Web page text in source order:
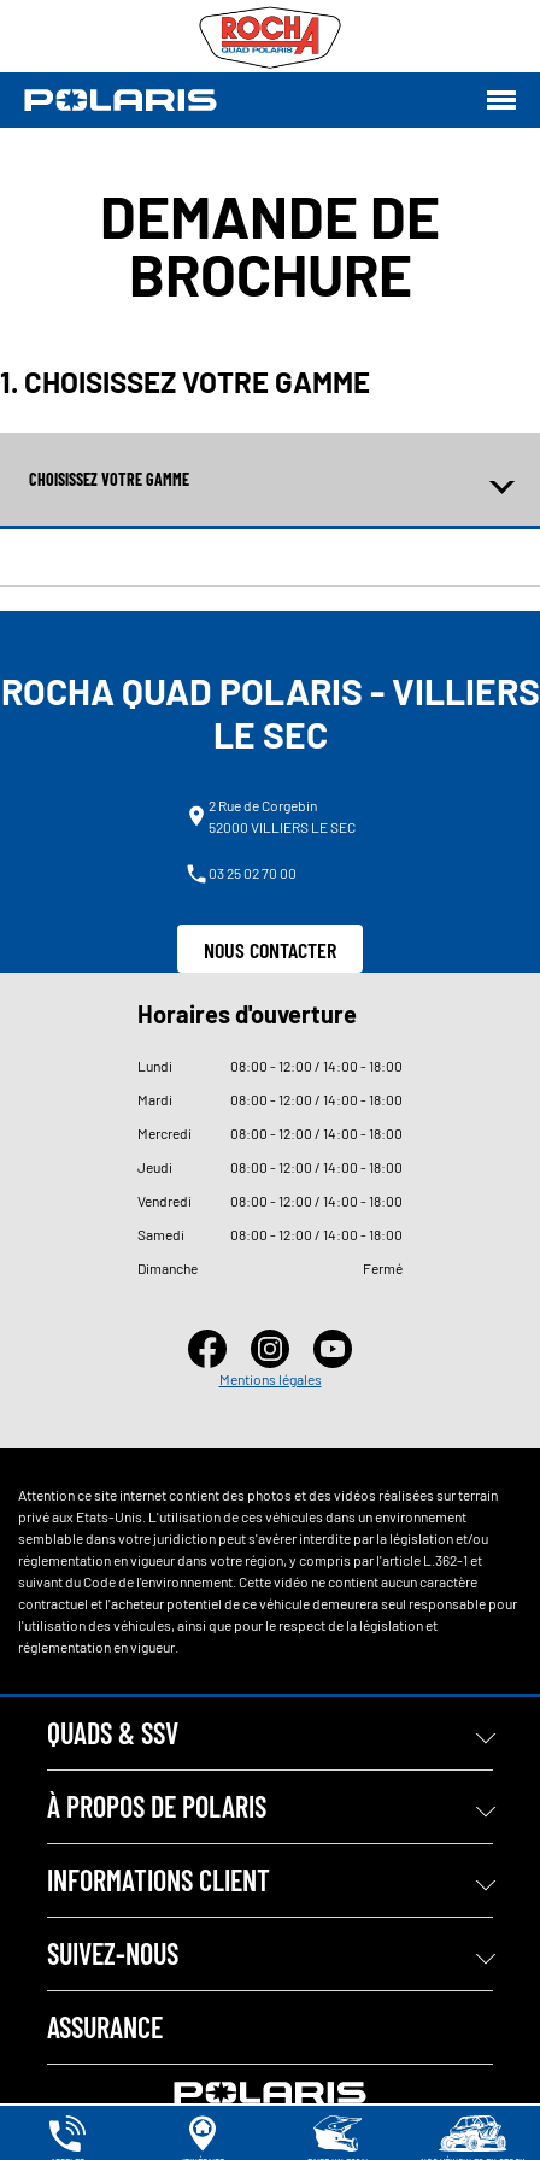
DEMANDE DE
BROCHURE
1. CHOISISSEZ VOTRE GAMME
CHOISISSEZ VOTRE GAMME
ROCHA QUAD POLARIS - VILLIERS
LE SEC
2 Rue de Corgebin
52000 VILLIERS LE SEC
03 25 02 70 00
NOUS CONTACTER
Horaires d'ouverture
Lundi 08:00 - 12:00 / 14:00 - 18:00
Mardi
08:00 - 12:00 / 14:00 - 18:00
Mercredi
08:00 - 12:00 / 14:00 - 18:00
Jeudi
08:00 - 12:00 / 14:00 - 18:00
Vendredi
08:00 - 12:00 / 14:00 - 18:00
Samedi
08:00 - 12:00 / 14:00 - 18:00
Dimanche
Fermé
Mentions légales
Attention ce site internet contient des photos et des vidéos réalisées sur terrain
privé aux Etats-Unis. L'utilisation de ces véhicules dans un environnement
semblable dans votre juridiction peut s'avérer interdite par la législation et/ou
réglementation en vigueur dans votre région, y compris par l'article L.362-1 et
suivant du Code de l'environnement. Cette vidéo ne contient aucun caractère
contractuel et l'acheteur potentiel de ce véhicule demeurera seul responsable pour
l'utilisation des véhicules, ainsi que pour le respect de la législation et
réglementation en vigueur.
QUADS & SSV
À PROPOS DE POLARIS
INFORMATIONS CLIENT
SUIVEZ-NOUS
ASSURANCE